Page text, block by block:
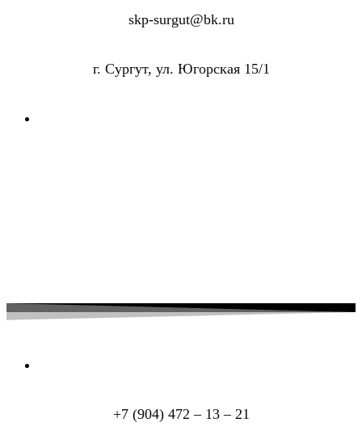
skp-surgut@bk.ru
г. Сургут, ул. Югорская 15/1
+7 (904) 472 – 13 – 21